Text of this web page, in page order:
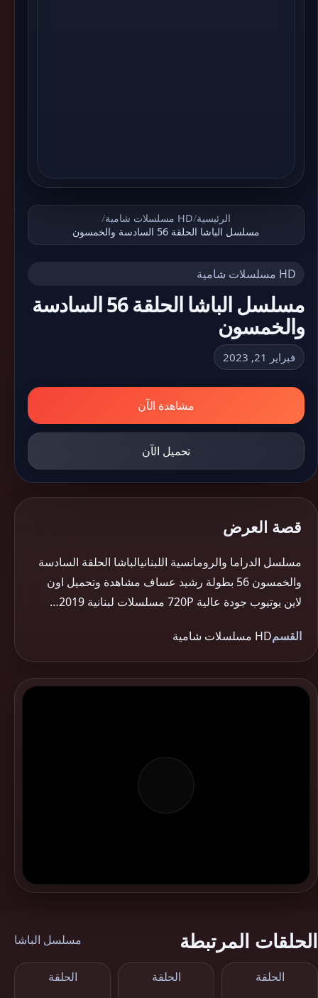
الرئيسية/HD مسلسلات شامية
/
مسلسل الباشا الحلقة 56 السادسة والخمسون
HD مسلسلات شامية
مسلسل الباشا الحلقة 56 السادسة
والخمسون
فبراير 21, 2023
مشاهدة الآن
تحميل الآن
قصة العرض
مسلسل الدراما والرومانسية اللبنانيالباشا الحلقة السادسة
والخمسون 56 بطولة رشيد عساف مشاهدة وتحميل اون
لاين يوتيوب جودة عالية 720P مسلسلات لبنانية 2019…
القسمHD مسلسلات شامية
الحلقات المرتبطة مسلسل الباشا
الحلقة
الحلقة
الحلقة